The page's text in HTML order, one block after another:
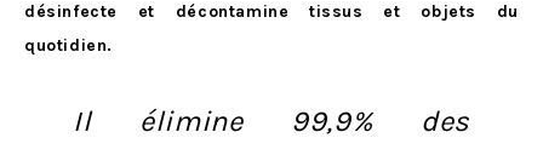
désinfecte et décontamine tissus et objets du
quotidien.
Il élimine 99,9% des